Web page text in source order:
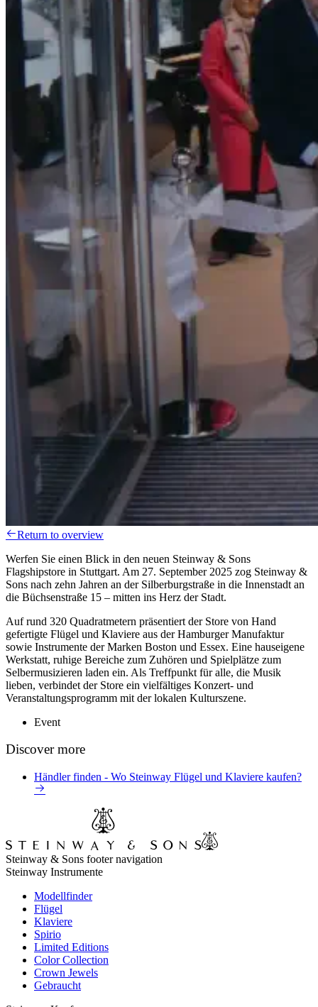
Return to overview
Werfen Sie einen Blick in den neuen Steinway & Sons
Flagshipstore in Stuttgart. Am 27. September 2025 zog Steinway &
Sons nach zehn Jahren an der Silberburgstraße in die Innenstadt an
die Büchsenstraße 15 – mitten ins Herz der Stadt.
Auf rund 320 Quadratmetern präsentiert der Store von Hand
gefertigte Flügel und Klaviere aus der Hamburger Manufaktur
sowie Instrumente der Marken Boston und Essex. Eine hauseigene
Werkstatt, ruhige Bereiche zum Zuhören und Spielplätze zum
Selbermusizieren laden ein. Als Treffpunkt für alle, die Musik
lieben, verbindet der Store ein vielfältiges Konzert- und
Veranstaltungsprogramm mit der lokalen Kulturszene.
Event
Discover more
Händler finden - Wo Steinway Flügel und Klaviere kaufen?
Steinway & Sons footer navigation
Steinway Instrumente
Modellfinder
Flügel
Klaviere
Spirio
Limited Editions
Color Collection
Crown Jewels
Gebraucht